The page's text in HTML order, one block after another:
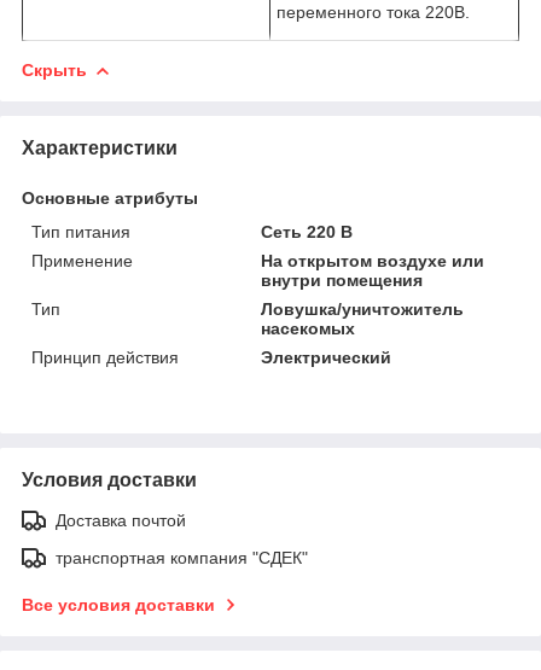
переменного тока 220В.
Скрыть
Характеристики
Основные атрибуты
Тип питания
Сеть 220 В
Применение
На открытом воздухе или
внутри помещения
Тип
Ловушка/уничтожитель
насекомых
Принцип действия
Электрический
Условия доставки
Доставка почтой
транспортная компания "СДЕК"
Все условия доставки